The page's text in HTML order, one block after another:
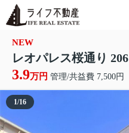
NEW
レオパレス桜通り 206
3.9万円 管理/共益費 7,500円
1/16